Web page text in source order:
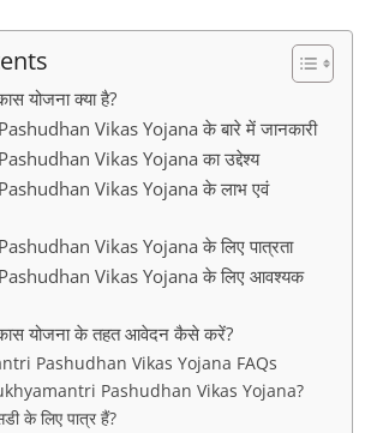
योजना क्या है?
Vikas Yojana के बारे में जानकारी
Vikas Yojana का उद्देश्य
Vikas Yojana के लाभ एवं
Vikas Yojana के लिए पात्रता
Vikas Yojana के लिए आवश्यक
योजना के तहत आवेदन कैसे करें?
Pashudhan Vikas Yojana FAQs
Pashudhan Vikas Yojana?
के लिए पात्र हैं?